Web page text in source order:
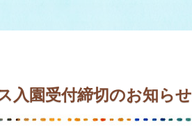
入園受付締切のお知らせ